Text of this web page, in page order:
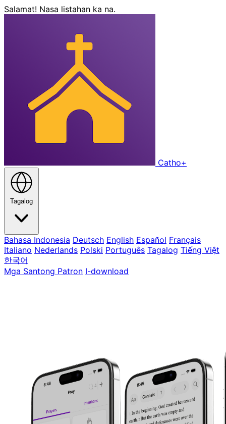
Salamat! Nasa listahan ka na.
Catho+
Tagalog
Bahasa Indonesia Deutsch English Español Français
Italiano Nederlands Polski Português Tagalog Tiếng Việt
한국어
Mga Santong Patron I-download